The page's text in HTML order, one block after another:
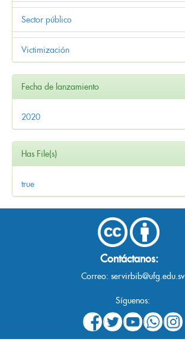
Sector público
Victimización
Fecha de lanzamiento
2020
Has File(s)
true
Contáctanos:
Correo: servirbib@ufg.edu.sv
Síguenos: